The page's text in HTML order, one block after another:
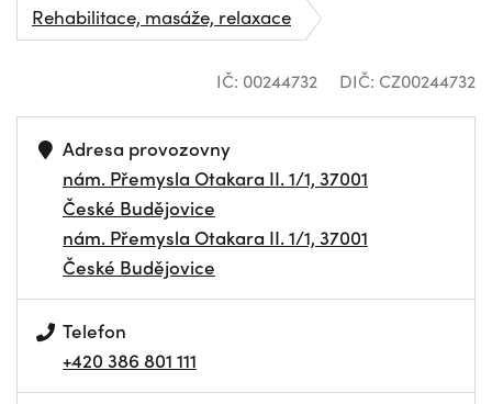
Rehabilitace, masáže, relaxace
IČ: 00244732 DIČ: CZ00244732
Adresa provozovny
nám. Přemysla Otakara II. 1/1, 37001
České Budějovice
nám. Přemysla Otakara II. 1/1, 37001
České Budějovice
Telefon
+420 386 801 111